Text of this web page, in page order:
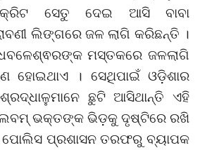
ସେତୁ ଦେଇ ଆସି ବାବା
ଲିଙ୍ଗରେ ଜଳ ଲାଗି କରିଛନ୍ତି ।
ମସ୍ତକରେ ଜଳଲାଗି
ହୋଇଥାଏ । ସେଥିପାଇଁ ଓଡ଼ିଶାର
ଛୁଟି ଆସିଥାନ୍ତି ଏହି
ଭକ୍ତଙ୍କ ଭିଡ଼କୁ ଦୃଷ୍ଟିରେ ରଖି
ପୋଲିସ ପ୍ରଶାସନ ତରଫରୁ ବ୍ୟାପକ